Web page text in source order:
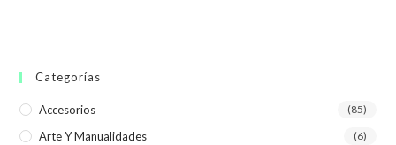
Categorías
Accesorios (85)
Arte Y Manualidades (6)